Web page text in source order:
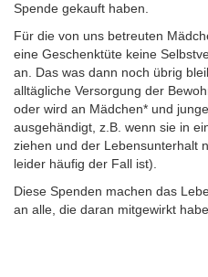
Spende gekauft haben.
Für die von uns betreuten
eine Geschenktüte keine
an. Das was dann noch übrig
alltägliche Versorgung der
oder wird an Mädchen* und
ausgehändigt, z.B. wenn sie in
ziehen und der Lebensunterhalt
leider häufig der Fall ist).
Diese Spenden machen das
an alle, die daran mitgewirkt